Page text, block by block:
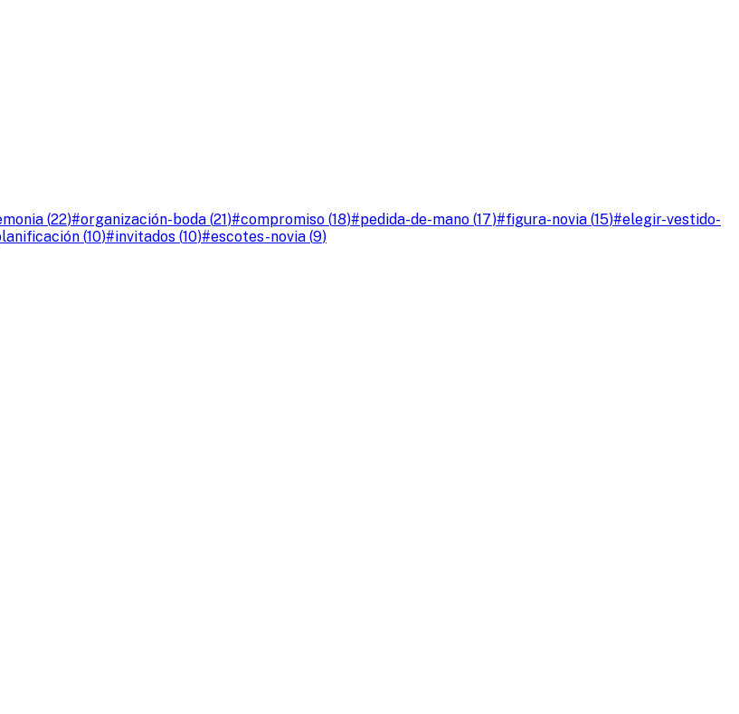
(22)#organización-boda (21)#compromiso (18)#pedida-de-mano (17)#figura-novia (15)#elegir-vestido-
(10)#invitados (10)#escotes-novia (9)